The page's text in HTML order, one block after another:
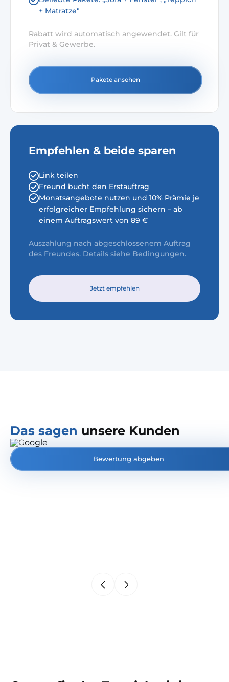
+ Matratze"
Rabatt wird automatisch angewendet. Gilt für
Privat & Gewerbe.
Pakete ansehen
Empfehlen & beide sparen
Link teilen
Freund bucht den Erstauftrag
Monatsangebote nutzen und 10% Prämie je
erfolgreicher Empfehlung sichern – ab
einem Auftragswert von 89 €
Auszahlung nach abgeschlossenem Auftrag
des Freundes. Details siehe Bedingungen.
Jetzt empfehlen
Das sagen unsere Kunden
Bewertung abgeben